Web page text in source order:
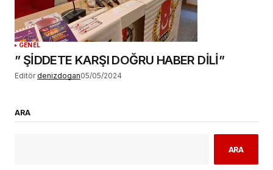
GENEL
” ŞİDDETE KARŞI DOĞRU HABER DİLİ”
Editör denizdogan05/05/2024
ARA
ARA